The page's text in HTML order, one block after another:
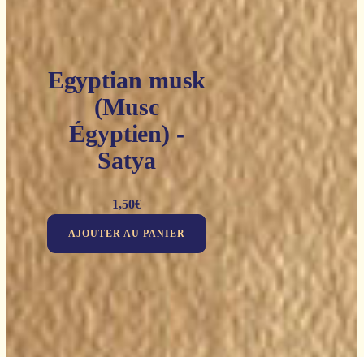
Egyptian musk
(Musc
Égyptien) -
Satya
1,50€
AJOUTER AU PANIER